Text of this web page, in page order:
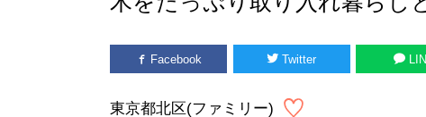
Facebook Twitter
東京都北区(ファミリー)